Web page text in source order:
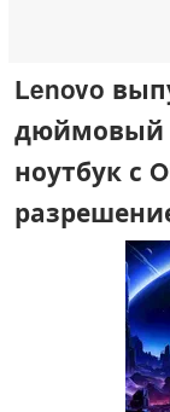
Lenovo
дюймовый
ноутбук с